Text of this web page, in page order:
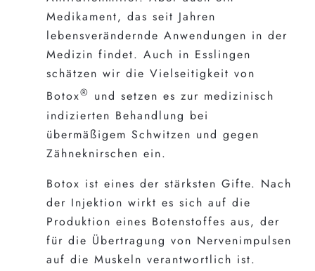
Medikament, das seit Jahren
lebensverändernde Anwendungen in der
Medizin findet. Auch in Esslingen
schätzen wir die Vielseitigkeit von
Botox® und setzen es zur medizinisch
indizierten Behandlung bei
übermäßigem Schwitzen und gegen
Zähneknirschen ein.
Botox ist eines der stärksten Gifte. Nach
der Injektion wirkt es sich auf die
Produktion eines Botenstoffes aus, der
für die Übertragung von Nervenimpulsen
auf die Muskeln verantwortlich ist.